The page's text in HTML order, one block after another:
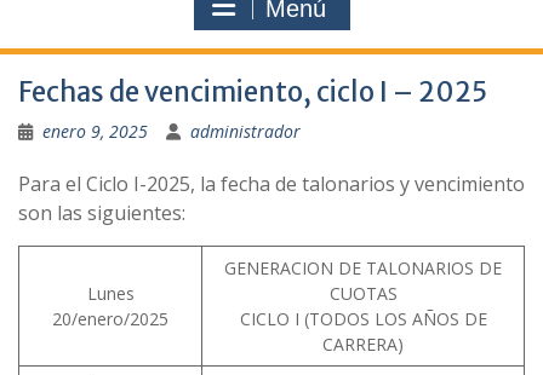
Menú
Fechas de vencimiento, ciclo I – 2025
enero 9, 2025 administrador
Para el Ciclo I-2025, la fecha de talonarios y vencimiento
son las siguientes:
Lunes
20/enero/2025
GENERACION DE TALONARIOS DE
CUOTAS
CICLO I (TODOS LOS AÑOS DE
CARRERA)